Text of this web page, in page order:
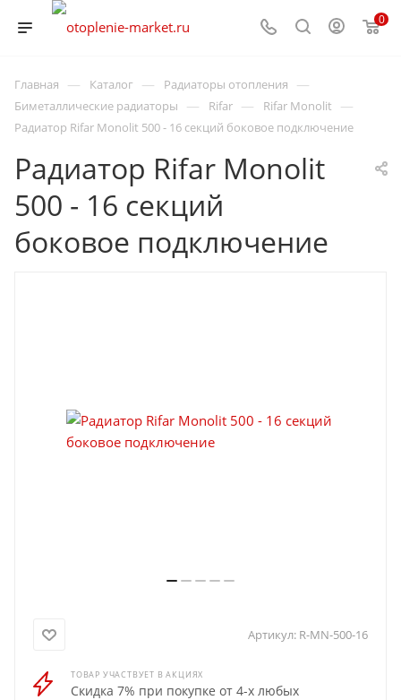
0
Главная — Каталог — Радиаторы отопления —
Биметаллические радиаторы — Rifar — Rifar Monolit —
Радиатор Rifar Monolit 500 - 16 секций боковое подключение
Радиатор Rifar Monolit
500 - 16 секций
боковое подключение
Артикул: R-MN-500-16
ТОВАР УЧАСТВУЕТ В АКЦИЯХ
Скидка 7% при покупке от 4-х любых